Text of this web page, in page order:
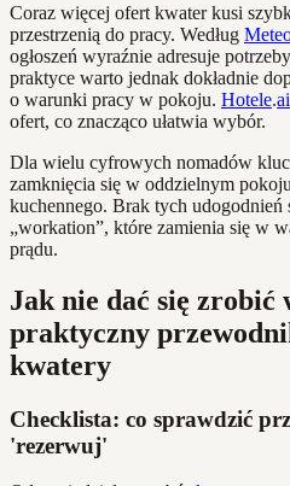
Coraz więcej ofert kwater kusi
przestrzenią do pracy. Według
ogłoszeń wyraźnie adresuje
praktyce warto jednak dokładnie
o warunki pracy w pokoju. Hotele.ai
ofert, co znacząco ułatwia wybór.
Dla wielu cyfrowych nomadów
zamknięcia się w oddzielnym
kuchennego. Brak tych
„workation”, które zamienia się w
prądu.
Jak nie dać się zrobić
praktyczny
kwatery
Checklista: co sprawdzić
'rezerwuj'